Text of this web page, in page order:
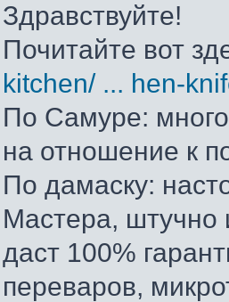
Здравствуйте!
Почитайте вот
kitchen/ ... hen-
По Самуре: много
на отношение к
По дамаску:
Мастера, штучно
даст 100%
переваров,